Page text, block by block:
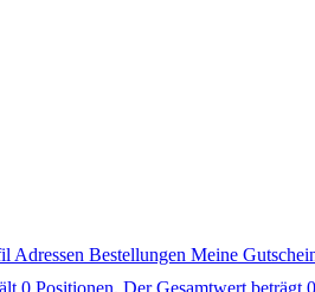
Adressen Bestellungen Meine
0 Positionen. Der Gesamtwert beträgt